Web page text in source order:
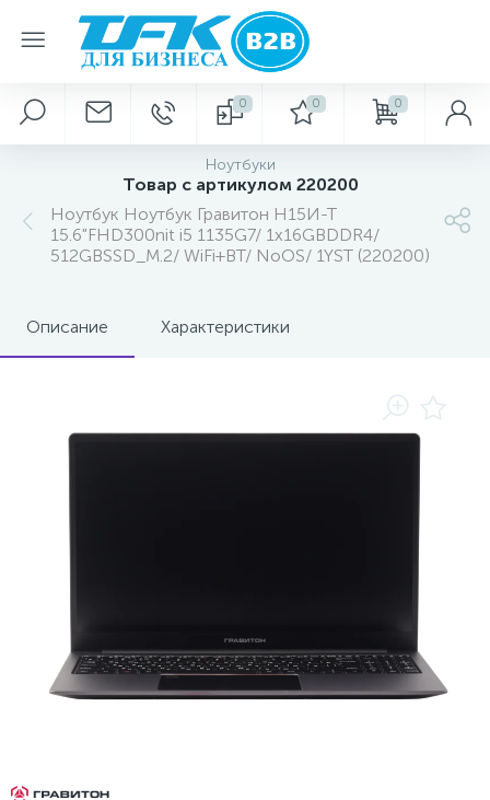
0 0 0
Ноутбуки
Товар с артикулом 220200
Ноутбук Ноутбук Гравитон Н15И-Т
15.6"FHD300nit i5 1135G7/ 1x16GBDDR4/
512GBSSD_M.2/ WiFi+BT/ NoOS/ 1YST (220200)
Описание Характеристики